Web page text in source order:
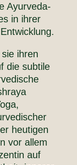
Ayurveda-
in ihrer
ihren
die subtile
heutigen
vor allem
auf